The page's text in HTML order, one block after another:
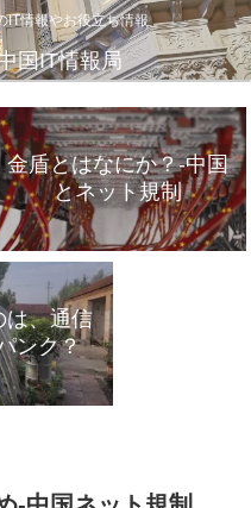
IT情報やお役立ち情報
国IT情報局
金盾とはなにか？-中国
とネット規制
は、通信
ンク？